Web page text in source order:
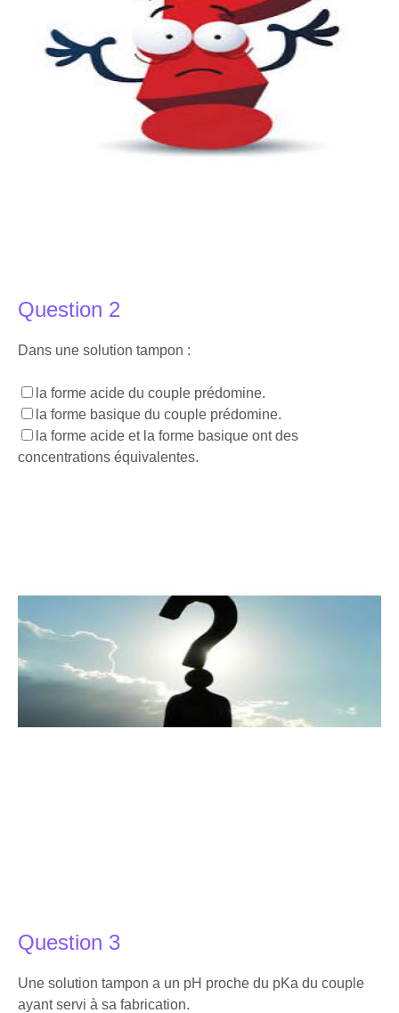
Question 2
Dans une solution tampon :
la forme acide du couple prédomine.
la forme basique du couple prédomine.
la forme acide et la forme basique ont des
concentrations équivalentes.
Question 3
Une solution tampon a un pH proche du pKa du couple
ayant servi à sa fabrication.